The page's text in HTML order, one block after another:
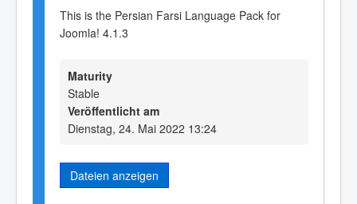
This is the Persian Farsi Language Pack for
Joomla! 4.1.3
Maturity
Stable
Veröffentlicht am
Dienstag, 24. Mai 2022 13:24
Dateien anzeigen